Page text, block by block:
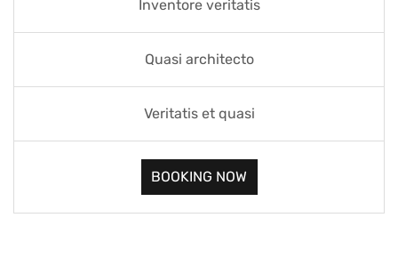
Inventore veritatis
Quasi architecto
Veritatis et quasi
BOOKING NOW